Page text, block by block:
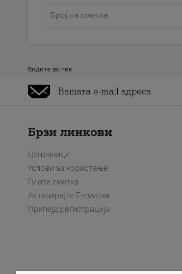
Број на сметка
Бидете во тек
Брзи линкови
Ценовници
Услови за користење
Плати сметка
Активирајте Е-сметка
Припејд регистрација